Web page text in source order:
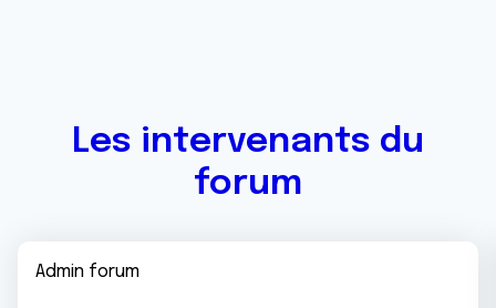
Les intervenants du
forum
Admin forum